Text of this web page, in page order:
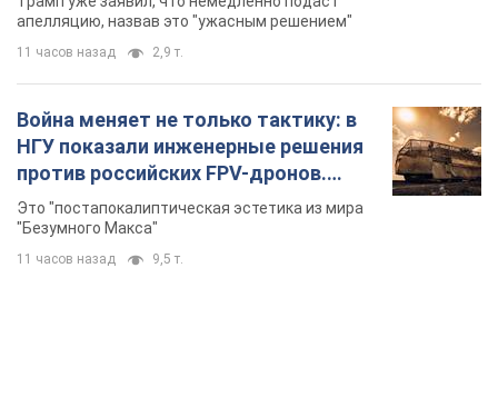
долларов
апелляцию, назвав это "ужасным решением"
11 часов назад 2,9 т.
Война меняет не только тактику: в
НГУ показали инженерные решения
против российских FPV-дронов.
Фото
Это "постапокалиптическая эстетика из мира
"Безумного Макса"
11 часов назад 9,5 т.